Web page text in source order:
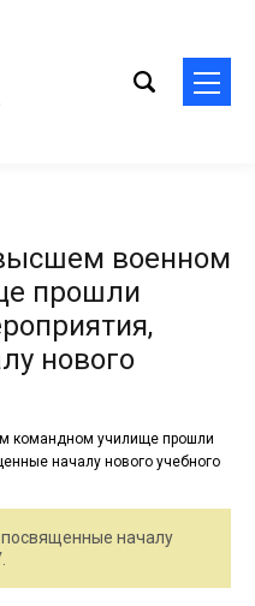
военном
прошли
нового
началу